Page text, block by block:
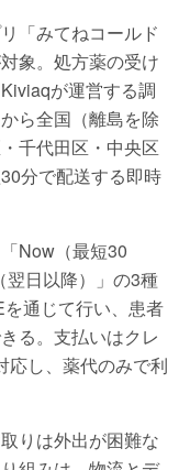
「みてねコールド
象。処方薬の受け
が運営する調
ら全国（離島を除
千代田区・中央区
分で配送する即時
Now（最短30
翌日以降）」の3種
通じて行い、患者
る。支払いはクレ
応し、薬代のみで利
りは外出が困難な